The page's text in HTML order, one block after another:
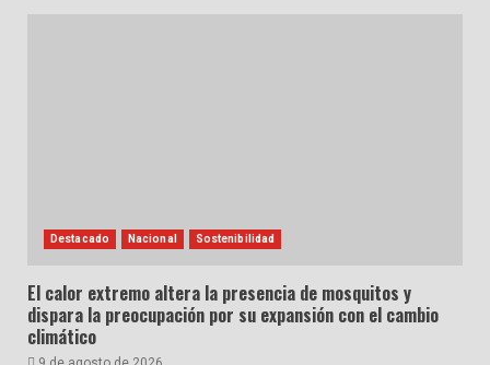
Destacado Nacional Sostenibilidad
El calor extremo altera la presencia de mosquitos y
dispara la preocupación por su expansión con el cambio
climático